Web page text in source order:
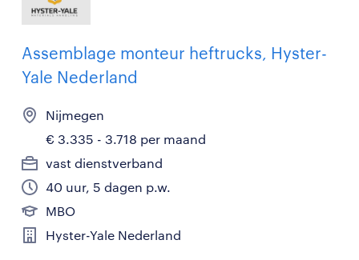
Assemblage monteur heftrucks, Hyster-
Yale Nederland
Nijmegen
€ 3.335 - 3.718 per maand
vast dienstverband
40 uur, 5 dagen p.w.
MBO
Hyster-Yale Nederland